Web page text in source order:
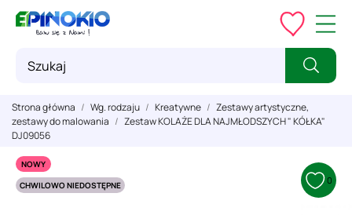
Strona główna Wg. rodzaju Kreatywne
Zestawy artystyczne,
zestawy do malowania
Zestaw KOLAŻE DLA NAJMŁODSZYCH " KÓŁKA"
DJ09056
NOWY
CHWILOWO NIEDOSTĘPNE
0